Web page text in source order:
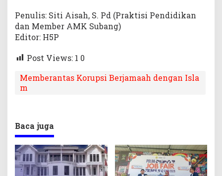
Penulis: Siti Aisah, S. Pd (Praktisi Pendidikan
dan Member AMK Subang)
Editor: H5P
Post Views: 1 0
Memberantas Korupsi Berjamaah dengan Isla
m
Baca juga